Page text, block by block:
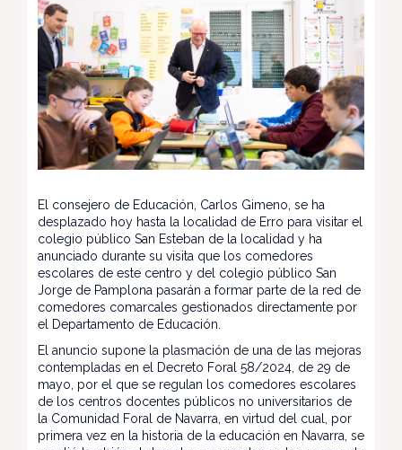
El consejero de Educación, Carlos Gimeno, se ha
desplazado hoy hasta la localidad de Erro para visitar el
colegio público San Esteban de la localidad y ha
anunciado durante su visita que los comedores
escolares de este centro y del colegio público San
Jorge de Pamplona pasarán a formar parte de la red de
comedores comarcales gestionados directamente por
el Departamento de Educación.
El anuncio supone la plasmación de una de las mejoras
contempladas en el Decreto Foral 58/2024, de 29 de
mayo, por el que se regulan los comedores escolares
de los centros docentes públicos no universitarios de
la Comunidad Foral de Navarra, en virtud del cual, por
primera vez en la historia de la educación en Navarra, se